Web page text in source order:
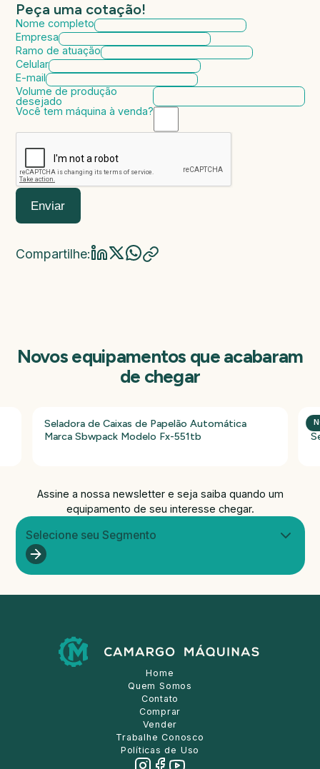
Peça uma cotação!
Nome completo
Empresa
Ramo de atuação
Celular
E-mail
Volume de produção
desejado
Você tem máquina à venda?
Marca da máquina
Modelo da máquina
Ano de fabricação
Valor da máquina
Enviar
Compartilhe:
Novos equipamentos que acabaram
de chegar
Seladora de Caixas de Papelão Automática
Marca Sbwpack Modelo Fx-551tb
Assine a nossa newsletter e seja saiba quando um
equipamento de seu interesse chegar.
Selecione seu Segmento
Home
Quem Somos
Contato
Comprar
Vender
Trabalhe Conosco
Políticas de Uso